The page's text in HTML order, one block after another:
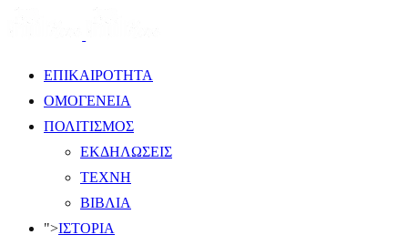
ΕΠΙΚΑΙΡΟΤΗΤΑ
ΟΜΟΓΕΝΕΙΑ
ΠΟΛΙΤΙΣΜΟΣ
ΕΚΔΗΛΩΣΕΙΣ
ΤΕΧΝΗ
ΒΙΒΛΙΑ
">ΙΣΤΟΡΙΑ